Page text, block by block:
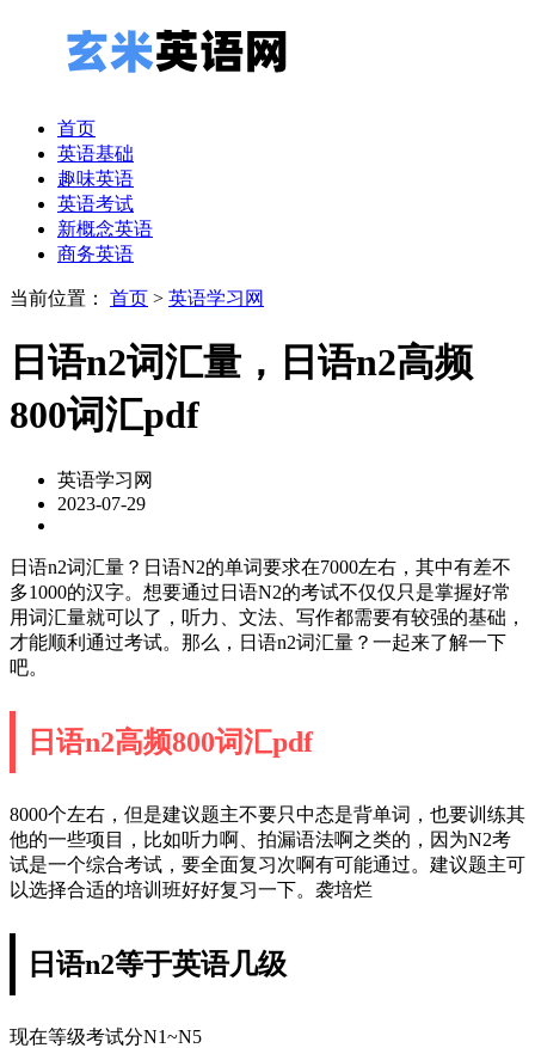
首页
英语基础
趣味英语
英语考试
新概念英语
商务英语
当前位置： 首页 > 英语学习网
日语n2词汇量，日语n2高频
800词汇pdf
英语学习网
2023-07-29
日语n2词汇量？日语N2的单词要求在7000左右，其中有差不
多1000的汉字。想要通过日语N2的考试不仅仅只是掌握好常
用词汇量就可以了，听力、文法、写作都需要有较强的基础，
才能顺利通过考试。那么，日语n2词汇量？一起来了解一下
吧。
日语n2高频800词汇pdf
8000个左右，但是建议题主不要只中态是背单词，也要训练其
他的一些项目，比如听力啊、拍漏语法啊之类的，因为N2考
试是一个综合考试，要全面复习次啊有可能通过。建议题主可
以选择合适的培训班好好复习一下。袭培烂
日语n2等于英语几级
现在等级考试分N1~N5